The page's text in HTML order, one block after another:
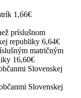
1,66€
príslušnom
republiky 6,64€
matričným
16,60€
Slovenskej
Slovenskej